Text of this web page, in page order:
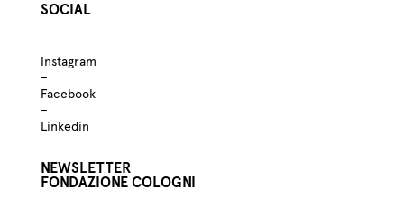
SOCIAL
Instagram
–
Facebook
–
Linkedin
NEWSLETTER
FONDAZIONE COLOGNI